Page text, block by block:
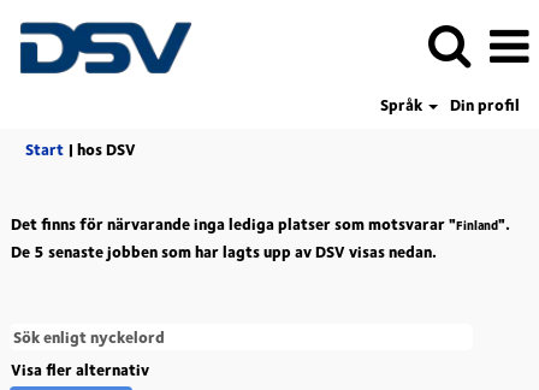
Språk
Din profil
Start | hos DSV(aktuell
Det finns för närvarande inga lediga platser som motsvarar "Finland".
De 5 senaste jobben som har lagts upp av DSV visas nedan.
Visa fler alternativ